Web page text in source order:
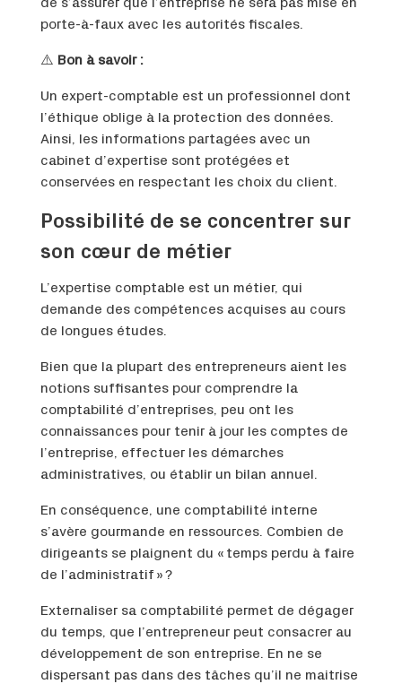
de s’assurer que l’entreprise ne sera pas mise en
porte-à-faux avec les autorités fiscales.
⚠️ Bon à savoir :
Un expert-comptable est un professionnel dont
l’éthique oblige à la protection des données.
Ainsi, les informations partagées avec un
cabinet d’expertise sont protégées et
conservées en respectant les choix du client.
Possibilité de se concentrer sur
son cœur de métier
L’expertise comptable est un métier, qui
demande des compétences acquises au cours
de longues études.
Bien que la plupart des entrepreneurs aient les
notions suffisantes pour comprendre la
comptabilité d’entreprises, peu ont les
connaissances pour tenir à jour les comptes de
l’entreprise, effectuer les démarches
administratives, ou établir un bilan annuel.
En conséquence, une comptabilité interne
s’avère gourmande en ressources. Combien de
dirigeants se plaignent du « temps perdu à faire
de l’administratif » ?
Externaliser sa comptabilité permet de dégager
du temps, que l’entrepreneur peut consacrer au
développement de son entreprise. En ne se
dispersant pas dans des tâches qu’il ne maitrise